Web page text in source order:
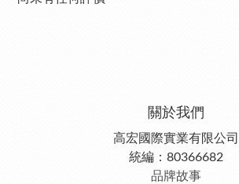
關於我們
高宏國際實業有限公司
統編：80366682
品牌故事